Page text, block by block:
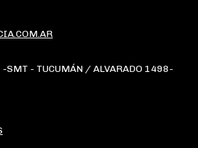
-SMT - TUCUMÁN / ALVARADO 1498-